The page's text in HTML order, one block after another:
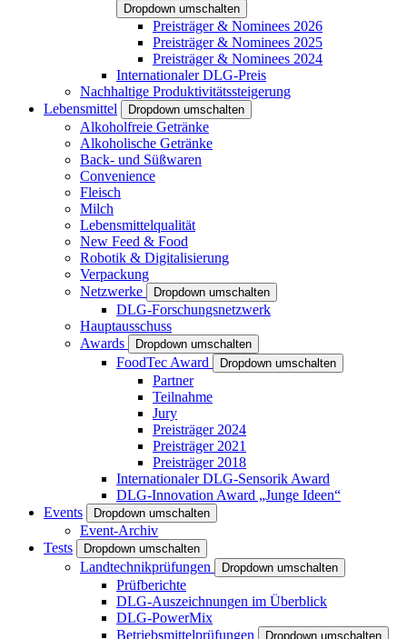
Dropdown umschalten
Preisträger & Nominees 2026
Preisträger & Nominees 2025
Preisträger & Nominees 2024
Internationaler DLG-Preis
Nachhaltige Produktivitätssteigerung
Lebensmittel
Dropdown umschalten
Alkoholfreie Getränke
Alkoholische Getränke
Back- und Süßwaren
Convenience
Fleisch
Milch
Lebensmittelqualität
New Feed & Food
Robotik & Digitalisierung
Verpackung
Netzwerke
Dropdown umschalten
DLG-Forschungsnetzwerk
Hauptausschuss
Awards
Dropdown umschalten
FoodTec Award Dropdown umschalten
Partner
Teilnahme
Jury
Preisträger 2024
Preisträger 2021
Preisträger 2018
Internationaler DLG-Sensorik Award
DLG-Innovation Award „Junge Ideen“
Events
Dropdown umschalten
Event-Archiv
Tests
Dropdown umschalten
Landtechnikprüfungen Dropdown umschalten
Prüfberichte
DLG-Auszeichnungen im Überblick
DLG-PowerMix
Betriebsmittelprüfungen
Dropdown umschalten